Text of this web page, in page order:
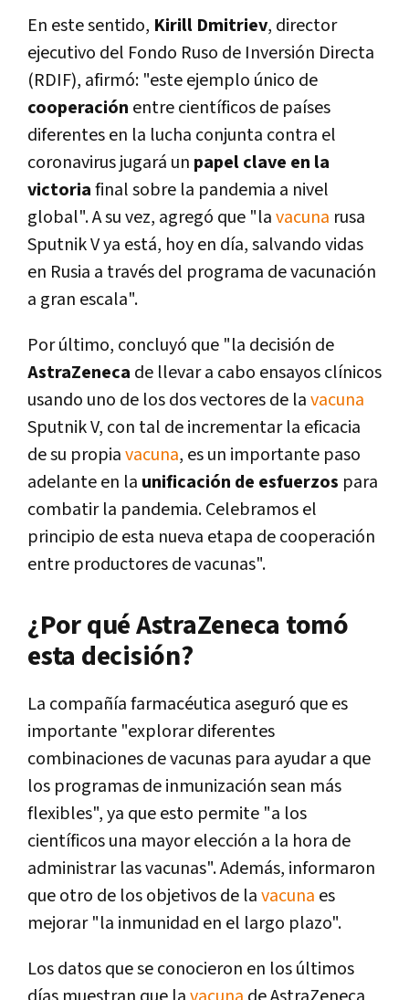
En este sentido, Kirill Dmitriev, director
ejecutivo del Fondo Ruso de Inversión Directa
(RDIF), afirmó: "este ejemplo único de
cooperación entre científicos de países
diferentes en la lucha conjunta contra el
coronavirus jugará un papel clave en la
victoriafinal sobre la pandemia a nivel
global". A su vez, agregó que "lavacuna rusa
Sputnik V ya está, hoy en día, salvando vidas
en Rusia a través del programa de vacunación
a gran escala".
Por último, concluyó que "la decisión de
AstraZeneca de llevar a cabo ensayos clínicos
usando uno de los dos vectores de lavacuna
Sputnik V, con tal de incrementar la eficacia
de su propiavacuna, es un importante paso
adelante en la unificación de esfuerzos para
combatir la pandemia. Celebramos el
principio de esta nueva etapa de cooperación
entre productores de vacunas".
¿Por qué AstraZeneca tomó
esta decisión?
La compañía farmacéutica aseguró que es
importante "explorar diferentes
combinaciones de vacunas para ayudar a que
los programas de inmunización sean más
flexibles", ya que esto permite "a los
científicos una mayor elección a la hora de
administrar las vacunas". Además, informaron
que otro de los objetivos de lavacuna es
mejorar "la inmunidad en el largo plazo".
Los datos que se conocieron en los últimos